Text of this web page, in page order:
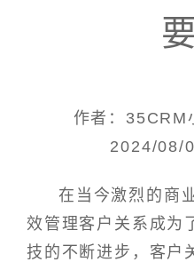
作者：
2024/08/
在当今激烈的商
效管理客户关系成为
技的不断进步，客户